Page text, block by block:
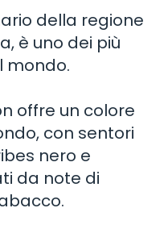
della regione
è uno dei più
mondo.
offre un colore
con sentori
nero e
da note di